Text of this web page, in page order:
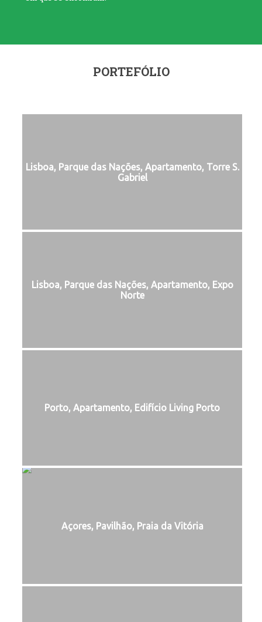
PORTEFÓLIO
Lisboa, Parque das Nações, Apartamento, Torre S.
Gabriel
Lisboa, Parque das Nações, Apartamento, Expo
Norte
Porto, Apartamento, Edifício Living Porto
Açores, Pavilhão, Praia da Vitória